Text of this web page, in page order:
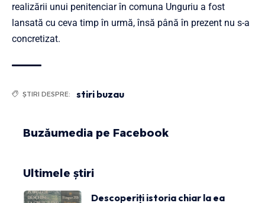
realizării unui penitenciar în comuna Unguriu a fost
lansată cu ceva timp în urmă, însă până în prezent nu s-a
concretizat.
ȘTIRI DESPRE: stiri buzau
Buzăumedia pe Facebook
Ultimele știri
Descoperiți istoria chiar la ea